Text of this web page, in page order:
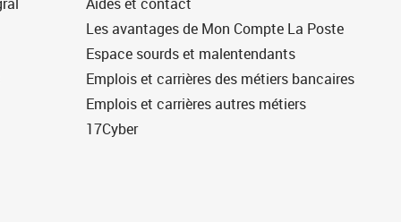
Les avantages de Mon Compte La Poste
Espace sourds et malentendants
Emplois et carrières des métiers bancaires
Emplois et carrières autres métiers
17Cyber